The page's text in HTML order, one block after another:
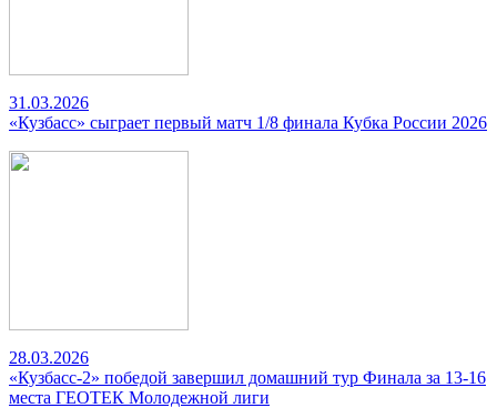
31.03.2026
«Кузбасс» сыграет первый матч 1/8 финала Кубка России 2026
28.03.2026
«Кузбасс-2» победой завершил домашний тур Финала за 13-16
места ГЕОТЕК Молодежной лиги